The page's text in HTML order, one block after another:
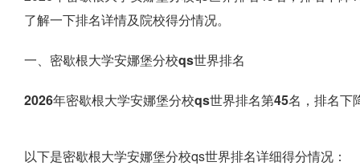
了解一下排名详情及院校得分情况。
一、密歇根大学安娜堡分校qs世界排名
2026年密歇根大学安娜堡分校qs世界排名第45名，排名下
以下是密歇根大学安娜堡分校qs世界排名详细得分情况：